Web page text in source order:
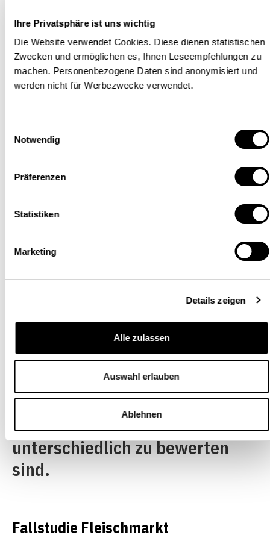
Ihre Privatsphäre ist uns wichtig
Die Website verwendet Cookies. Diese dienen statistischen
Zwecken und ermöglichen es, Ihnen Leseempfehlungen zu
machen. Personenbezogene Daten sind anonymisiert und
werden nicht für Werbezwecke verwendet.
Notwendig
Präferenzen
Statistiken
Marketing
Details zeigen
Alle zulassen
Auswahl erlauben
Ablehnen
Handelssektor finden sich
insgesamt keine Anzeichen
dafür. Vielmehr ist die
Ausweitung des
Zunahme der effektiven, real
(Beschaffung, Transport,
Bewirtschaftung und
Verteilung) zurückzuführen. Die
Hypothese einer Veränderung
der Margensituation kann auf
Basis der aggregierten Analyse
also nicht gestützt werden. Die
im Rahmen des Projekts
durchgeführten Fallstudien
deuten jedoch darauf hin, dass
die Marktkonstellationen
innerhalb des Food-Sektors
unterschiedlich zu bewerten
sind.
Fallstudie Fleischmarkt